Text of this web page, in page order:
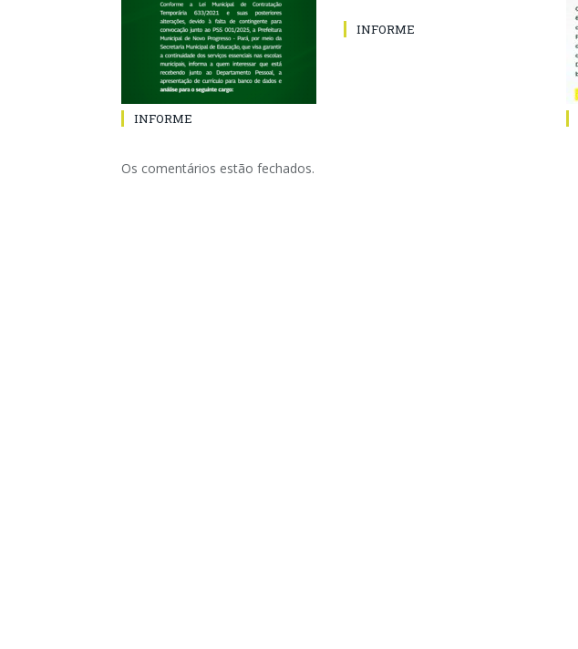
INFORME
INFORME
Os comentários estão fechados.